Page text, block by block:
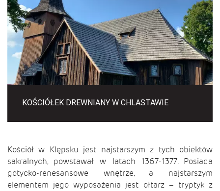
KOŚCIÓŁEK DREWNIANY W CHLASTAWIE
Kościół w Klępsku jest najstarszym z tych obiektów
sakralnych, powstawał w latach 1367-1377. Posiada
gotycko-renesansowe wnętrze, a najstarszym
elementem jego wyposażenia jest ołtarz – tryptyk z